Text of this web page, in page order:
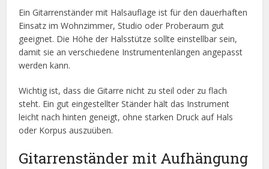
Ein Gitarrenständer mit Halsauflage ist für den dauerhaften
Einsatz im Wohnzimmer, Studio oder Proberaum gut
geeignet. Die Höhe der Halsstütze sollte einstellbar sein,
damit sie an verschiedene Instrumentenlängen angepasst
werden kann.
Wichtig ist, dass die Gitarre nicht zu steil oder zu flach
steht. Ein gut eingestellter Ständer hält das Instrument
leicht nach hinten geneigt, ohne starken Druck auf Hals
oder Korpus auszuüben.
Gitarrenständer mit Aufhängung